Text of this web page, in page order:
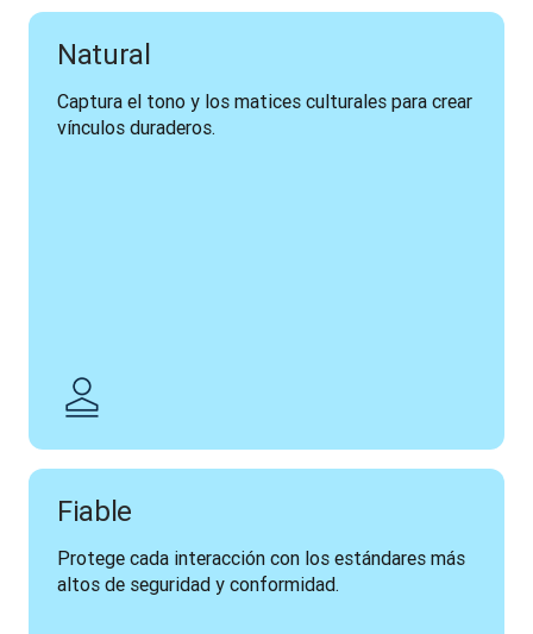
Natural
Captura el tono y los matices culturales para crear
vínculos duraderos.
Fiable
Protege cada interacción con los estándares más
altos de seguridad y conformidad.